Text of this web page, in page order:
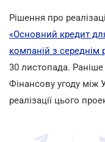
Рішення про
«Основний кредит
компаній з середнім
30 листопада.
Фінансову угоду між
реалізації цього